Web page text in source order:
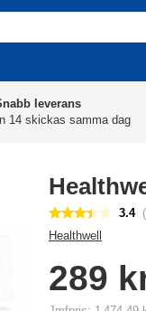
leverans
14 skickas samma dag
3.4
Healthwell
289